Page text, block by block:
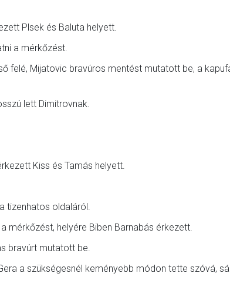
Plsek és Baluta helyett.
a mérkőzést.
felé, Mijatovic bravúros mentést mutatott be, a
lett Dimitrovnak.
Kiss és Tamás helyett.
tizenhatos oldaláról.
mérkőzést, helyére Biben Barnabás érkezett.
bravúrt mutatott be.
a szükségesnél keményebb módon tette szóvá,